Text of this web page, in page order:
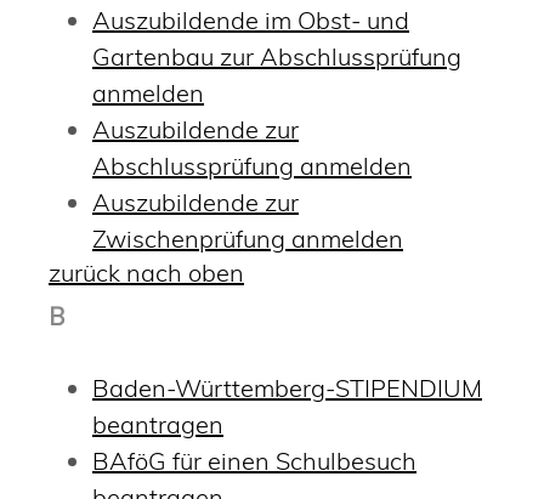
Auszubildende im Obst- und
Gartenbau zur Abschlussprüfung
anmelden
Auszubildende zur
Abschlussprüfung anmelden
Auszubildende zur
Zwischenprüfung anmelden
zurück nach oben
B
Baden-Württemberg-STIPENDIUM
beantragen
BAföG für einen Schulbesuch